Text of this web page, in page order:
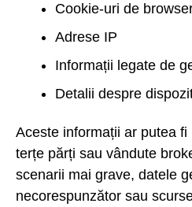
Cookie-uri de
Adrese IP
Informații legate de
Detalii despre
Aceste informații ar putea
terțe părți sau vândute
scenarii mai grave, datele
necorespunzător sau